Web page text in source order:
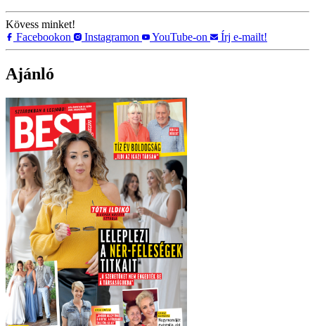
Kövess minket!
Facebookon
Instagramon YouTube-on Írj e-mailt!
Ajánló